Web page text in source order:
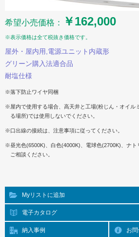
希望小売価格： ￥162,000
※表示価格は全て税抜き価格です。
屋外・屋内用,電源ユニット内蔵形
グリーン購入法適合品
耐塩仕様
※落下防止ワイヤ同梱
※屋内で使用する場合、高天井と工場(粉じん・オイル
る場所)では使用しないでください。
※口出線の接続は、注意事項に従ってください。
※昼光色(6500K)、白色(4000K)、電球色(2700K)、ナト
ご相談ください。
Myリストに追加
電子カタログ
納入事例 お